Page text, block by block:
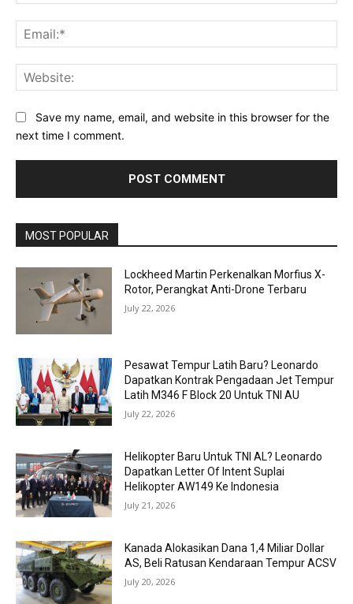
Save my name, email, and website in this browser for the
next time I comment.
MOST POPULAR
Lockheed Martin Perkenalkan Morfius X-
Rotor, Perangkat Anti-Drone Terbaru
July 22, 2026
Pesawat Tempur Latih Baru? Leonardo
Dapatkan Kontrak Pengadaan Jet Tempur
Latih M346 F Block 20 Untuk TNI AU
July 22, 2026
Helikopter Baru Untuk TNI AL? Leonardo
Dapatkan Letter Of Intent Suplai
Helikopter AW149 Ke Indonesia
July 21, 2026
Kanada Alokasikan Dana 1,4 Miliar Dollar
AS, Beli Ratusan Kendaraan Tempur ACSV
July 20, 2026